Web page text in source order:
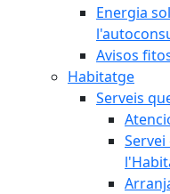
Energia
Avisos
Habitatge
Serveis